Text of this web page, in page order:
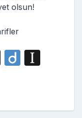
olsun!
B
r
Di
p